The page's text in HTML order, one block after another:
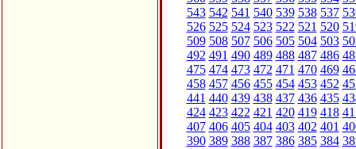
543 542 541 540 539 538 537
526 525 524 523 522 521 520
509 508 507 506 505 504 503
492 491 490 489 488 487 486
475 474 473 472 471 470 469
458 457 456 455 454 453 452
441 440 439 438 437 436 435
424 423 422 421 420 419 418
407 406 405 404 403 402 401
390 389 388 387 386 385 384